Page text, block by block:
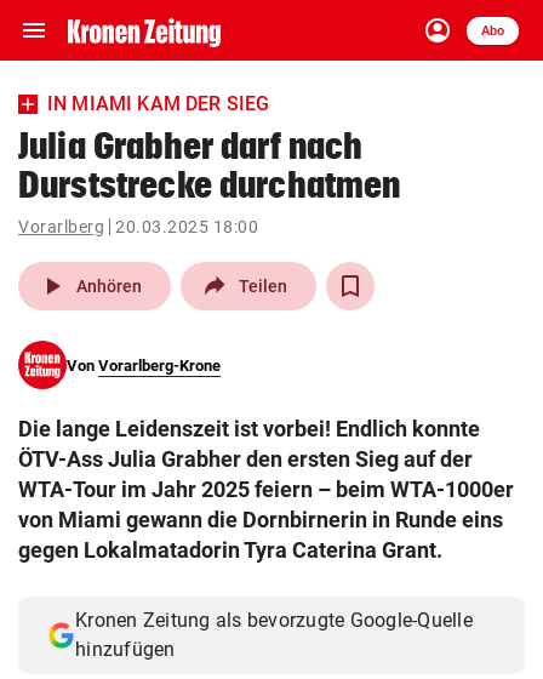
menu Navigation
ein-/ausklappen
account_circle
Anmelden
Abo
close Schließen
account_circle Anmelden
arrow_right
pin_drop
Wien arrow_right
search
eingeben
© Krone Multimedia GmbH & Co KG 2026
IN MIAMI KAM DER SIEG
Julia Grabher darf nach
Durststrecke durchatmen
Vorarlberg 20.03.2025 18:00
play_arrow Anhören Teilen
Von Vorarlberg-Krone
Die lange Leidenszeit ist vorbei! Endlich konnte
ÖTV-Ass Julia Grabher den ersten Sieg auf der
WTA-Tour im Jahr 2025 feiern – beim WTA-1000er
von Miami gewann die Dornbirnerin in Runde eins
gegen Lokalmatadorin Tyra Caterina Grant.
Kronen Zeitung als bevorzugte Google-Quelle
hinzufügen